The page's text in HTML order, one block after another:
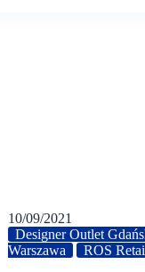
10/09/2021
Designer Outlet
Warszawa
ROS